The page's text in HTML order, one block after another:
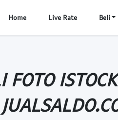
Home Live Rate Beli
FOTO